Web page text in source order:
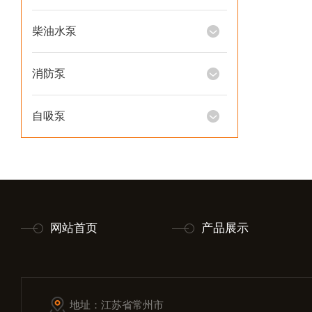
柴油水泵
消防泵
自吸泵
网站首页 产品展示
地址：江苏省常州市